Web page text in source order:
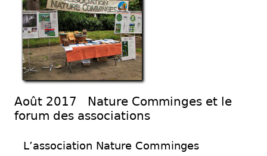
Août 2017 Nature Comminges et le
forum des associations
L’association Nature Comminges